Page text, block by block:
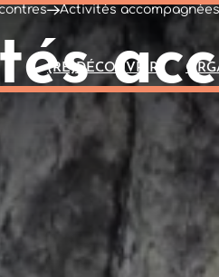
(RE)DÉCOUVRIR
Activités accompagnées